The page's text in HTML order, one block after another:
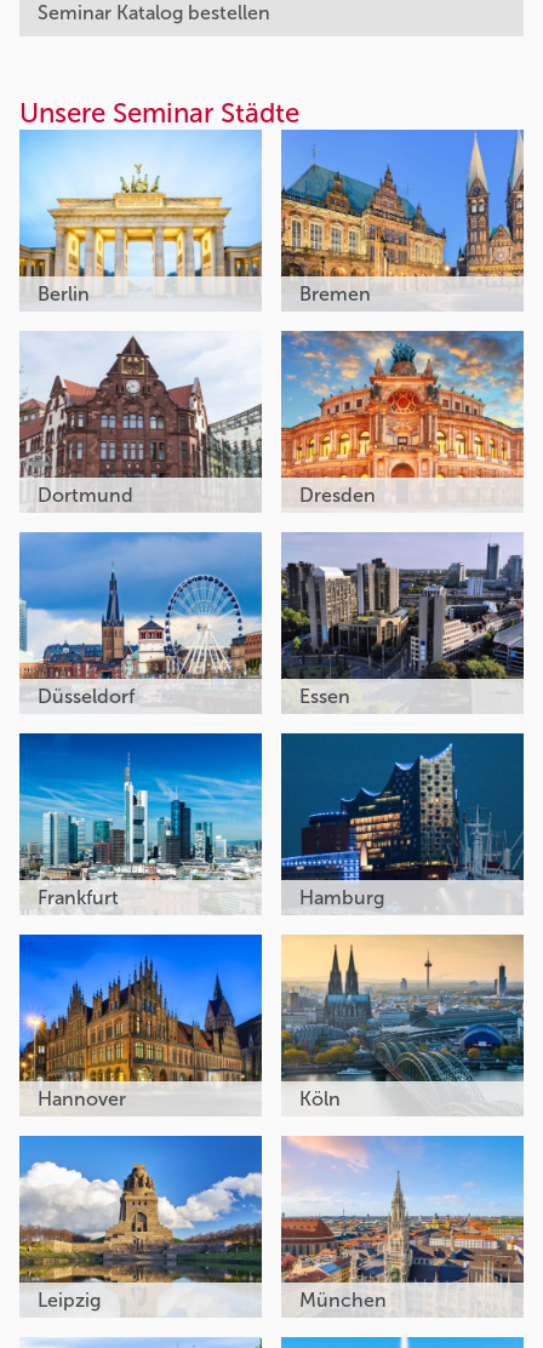
Seminar Katalog bestellen
Unsere Seminar Städte
Berlin Bremen
Dortmund Dresden
Düsseldorf Essen
Frankfurt Hamburg
Hannover Köln
Leipzig München